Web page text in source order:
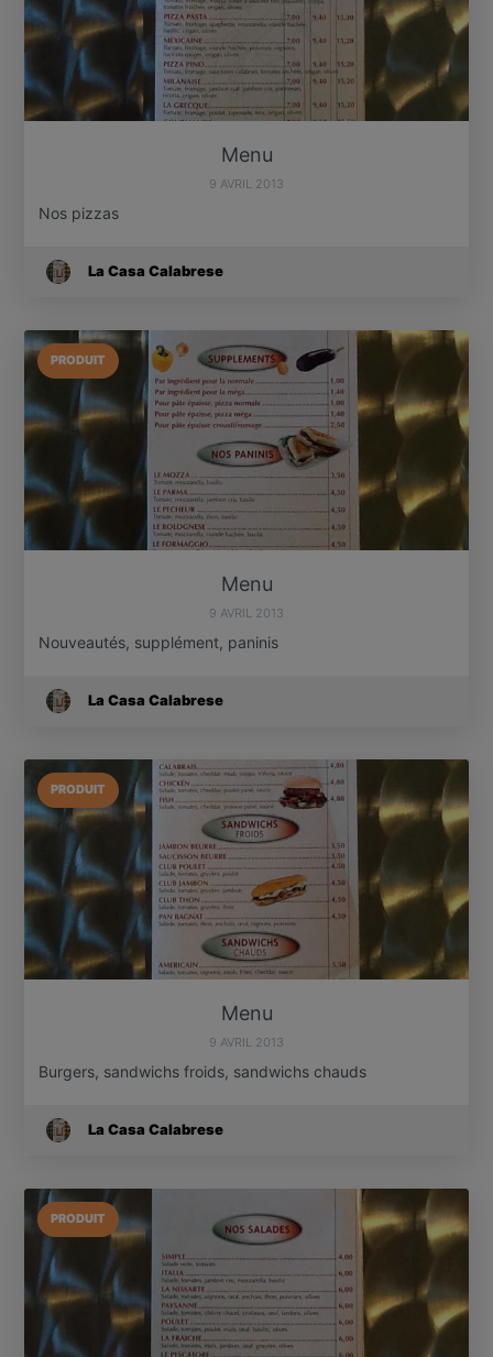
Menu
9 AVRIL 2013
Nos pizzas
La Casa Calabrese
PRODUIT
Menu
9 AVRIL 2013
Nouveautés, supplément, paninis
La Casa Calabrese
PRODUIT
Menu
9 AVRIL 2013
Burgers, sandwichs froids, sandwichs chauds
La Casa Calabrese
PRODUIT